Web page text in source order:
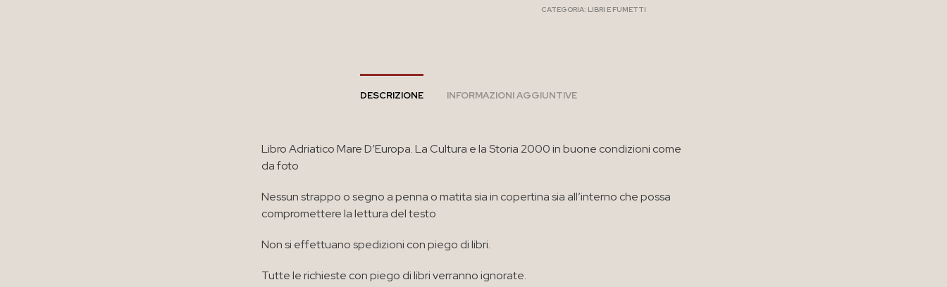
CATEGORIA: LIBRI E FUMETTI
DESCRIZIONE INFORMAZIONI AGGIUNTIVE
Libro Adriatico Mare D’Europa. La Cultura e la Storia 2000 in buone condizioni come
da foto
Nessun strappo o segno a penna o matita sia in copertina sia all’interno che possa
compromettere la lettura del testo
Non si effettuano spedizioni con piego di libri.
Tutte le richieste con piego di libri verranno ignorate.